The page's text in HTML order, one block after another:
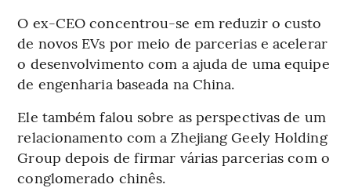
O ex-CEO concentrou-se em reduzir o custo
de novos EVs por meio de parcerias e acelerar
o desenvolvimento com a ajuda de uma equipe
de engenharia baseada na China.
Ele também falou sobre as perspectivas de um
relacionamento com a Zhejiang Geely Holding
Group depois de firmar várias parcerias com o
conglomerado chinês.